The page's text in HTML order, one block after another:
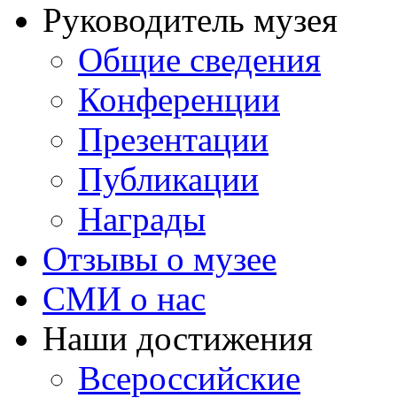
Руководитель музея
Общие сведения
Конференции
Презентации
Публикации
Награды
Отзывы о музее
СМИ о нас
Наши достижения
Всероссийские